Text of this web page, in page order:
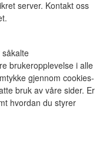
server. Kontakt oss
brukeropplevelse i alle
gjennom cookies-
bruk av våre sider. Er
hvordan du styrer